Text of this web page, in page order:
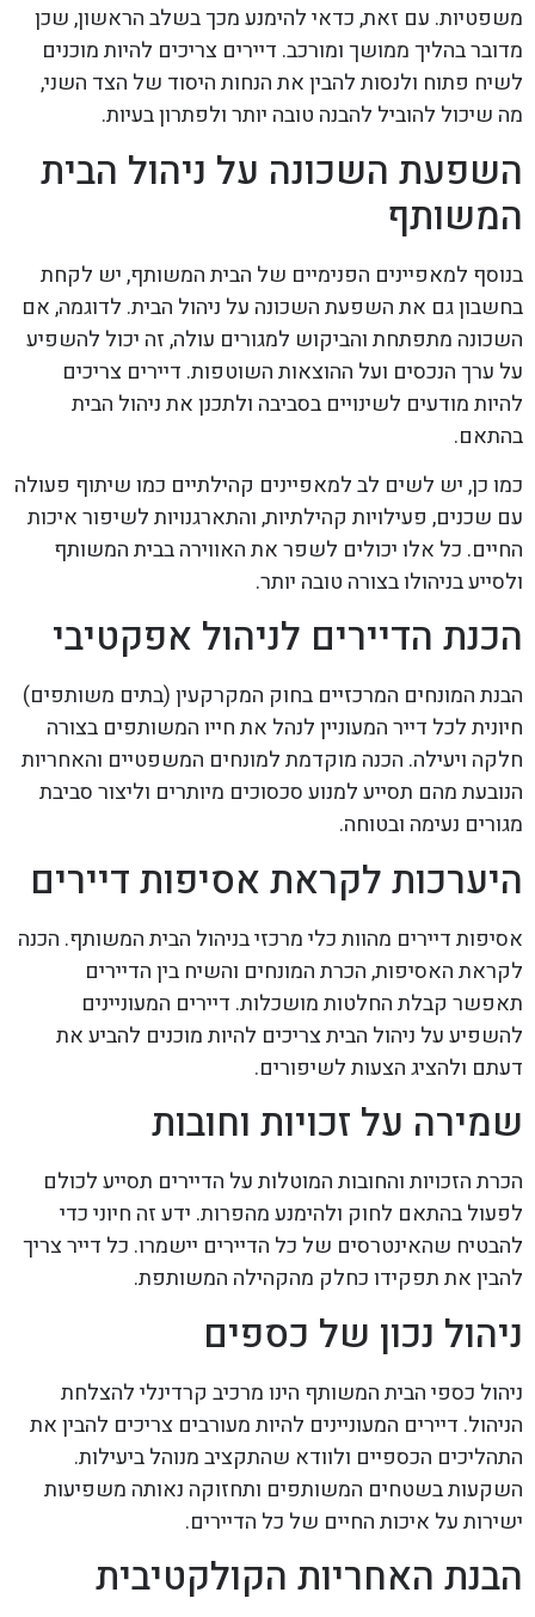
משפטיות. עם זאת, כדאי להימנע מכך בשלב הראשון, שכן
מדובר בהליך ממושך ומורכב. דיירים צריכים להיות מוכנים
לשיח פתוח ולנסות להבין את הנחות היסוד של הצד השני,
מה שיכול להוביל להבנה טובה יותר ולפתרון בעיות.
השפעת השכונה על ניהול הבית
המשותף
בנוסף למאפיינים הפנימיים של הבית המשותף, יש לקחת
בחשבון גם את השפעת השכונה על ניהול הבית. לדוגמה, אם
השכונה מתפתחת והביקוש למגורים עולה, זה יכול להשפיע
על ערך הנכסים ועל ההוצאות השוטפות. דיירים צריכים
להיות מודעים לשינויים בסביבה ולתכנן את ניהול הבית
בהתאם.
כמו כן, יש לשים לב למאפיינים קהילתיים כמו שיתוף פעולה
עם שכנים, פעילויות קהילתיות, והתארגנויות לשיפור איכות
החיים. כל אלו יכולים לשפר את האווירה בבית המשותף
ולסייע בניהולו בצורה טובה יותר.
הכנת הדיירים לניהול אפקטיבי
הבנת המונחים המרכזיים בחוק המקרקעין (בתים משותפים)
חיונית לכל דייר המעוניין לנהל את חייו המשותפים בצורה
חלקה ויעילה. הכנה מוקדמת למונחים המשפטיים והאחריות
הנובעת מהם תסייע למנוע סכסוכים מיותרים וליצור סביבת
מגורים נעימה ובטוחה.
היערכות לקראת אסיפות דיירים
אסיפות דיירים מהוות כלי מרכזי בניהול הבית המשותף. הכנה
לקראת האסיפות, הכרת המונחים והשיח בין הדיירים
תאפשר קבלת החלטות מושכלות. דיירים המעוניינים
להשפיע על ניהול הבית צריכים להיות מוכנים להביע את
דעתם ולהציג הצעות לשיפורים.
שמירה על זכויות וחובות
הכרת הזכויות והחובות המוטלות על הדיירים תסייע לכולם
לפעול בהתאם לחוק ולהימנע מהפרות. ידע זה חיוני כדי
להבטיח שהאינטרסים של כל הדיירים יישמרו. כל דייר צריך
להבין את תפקידו כחלק מהקהילה המשותפת.
ניהול נכון של כספים
ניהול כספי הבית המשותף הינו מרכיב קרדינלי להצלחת
הניהול. דיירים המעוניינים להיות מעורבים צריכים להבין את
התהליכים הכספיים ולוודא שהתקציב מנוהל ביעילות.
השקעות בשטחים המשותפים ותחזוקה נאותה משפיעות
ישירות על איכות החיים של כל הדיירים.
הבנת האחריות הקולקטיבית